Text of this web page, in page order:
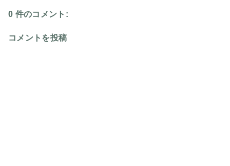
0 件のコメント:
コメントを投稿